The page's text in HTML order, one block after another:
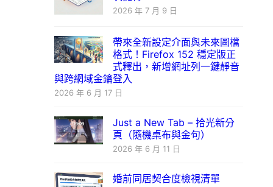
2026 年 7 月 9 日
帶來全新設定介面與未來圖檔
格式！Firefox 152 穩定版正
式釋出，新增網址列一鍵靜音
與跨網域金鑰登入
2026 年 6 月 17 日
Just a New Tab – 拾光新分
頁（隨機桌布與金句）
2026 年 6 月 11 日
婚前同居契合度檢視清單